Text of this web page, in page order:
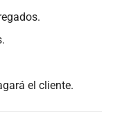
el cliente.